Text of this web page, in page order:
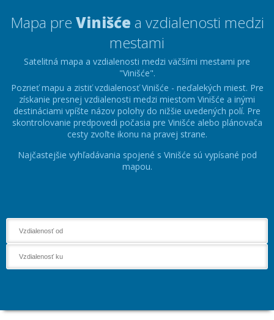
Mapa pre Vinišće a vzdialenosti medzi
mestami
Satelitná mapa a vzdialenosti medzi väčšími mestami pre
"Vinišće".
Pozrieť mapu a zistiť vzdialenosť Vinišće - neďalekých miest. Pre
získanie presnej vzdialenosti medzi miestom Vinišće a inými
destináciami vpíšte názov polohy do nižšie uvedených polí. Pre
skontrolovanie predpovedi počasia pre Vinišće alebo plánovača
cesty zvoľte ikonu na pravej strane.
Najčastejšie vyhľadávania spojené s Vinišće sú vypísané pod
mapou.